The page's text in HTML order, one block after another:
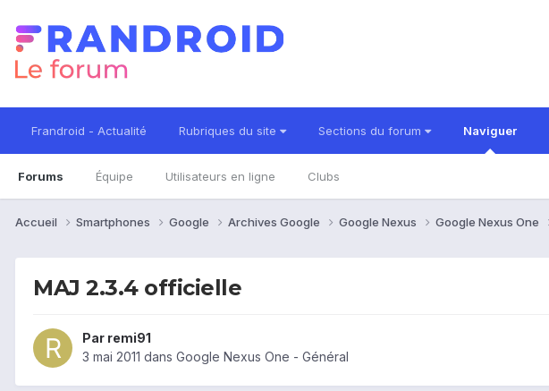
Frandroid - Actualité Rubriques du site Sections du forum Naviguer
Forums Équipe Utilisateurs en ligne Clubs
Accueil Smartphones Google Archives Google Google Nexus Google Nexus One
MAJ 2.3.4 officielle
Par remi91
3 mai 2011 dans Google Nexus One - Général